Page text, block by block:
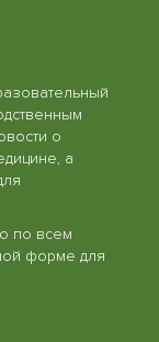
о
а
по всем
форме для